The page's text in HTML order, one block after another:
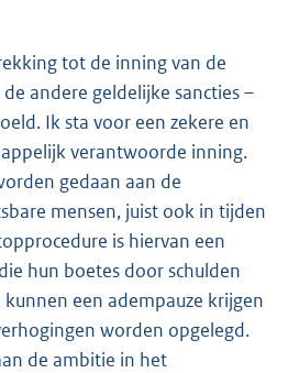
tot de inning van de
andere geldelijke sancties –
Ik sta voor een zekere en
verantwoorde inning.
gedaan aan de
mensen, juist ook in tijden
is hiervan een
hun boetes door schulden
een adempauze krijgen
worden opgelegd.
de ambitie in het